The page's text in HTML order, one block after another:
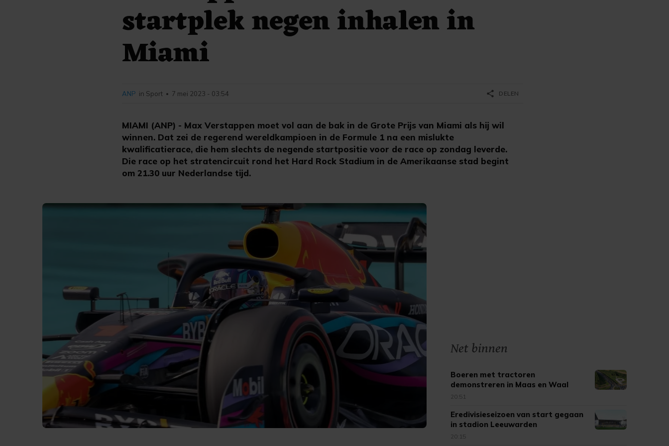
startplek negen inhalen in
Miami
MIAMI (ANP) - Max Verstappen moet vol aan de bak in de Grote Prijs van Miami als hij wil
winnen. Dat zei de regerend wereldkampioen in de Formule 1 na een mislukte
kwalificatierace, die hem slechts de negende startpositie voor de race op zondag leverde.
Die race op het stratencircuit rond het Hard Rock Stadium in de Amerikaanse stad begint
om 21.30 uur Nederlandse tijd.
ANP in Sport • 7 mei 2023 - 03:54 share DELEN
Net binnen
Boeren met tractoren
demonstreren in Maas en Waal
20:51
Eredivisieseizoen van start gegaan
in stadion Leeuwarden
20:15